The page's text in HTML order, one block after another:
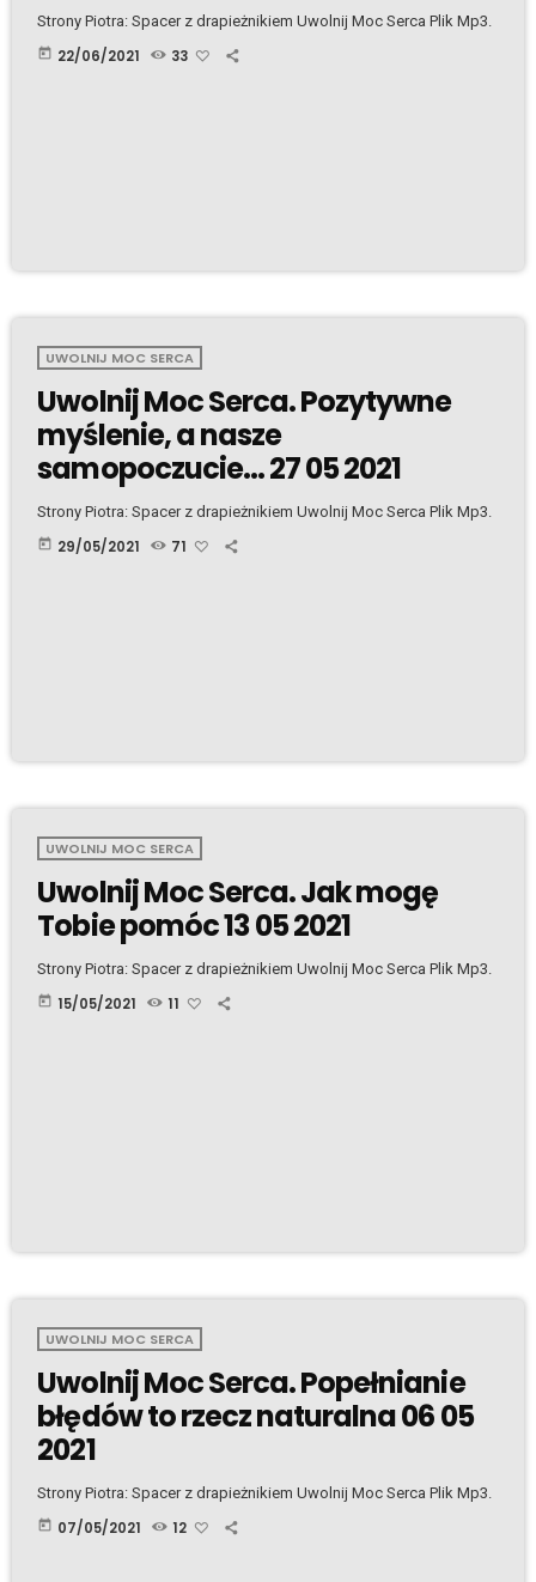
Strony Piotra: Spacer z drapieżnikiem Uwolnij Moc Serca Plik Mp3.
today 22/06/2021 33
UWOLNIJ MOC SERCA
Uwolnij Moc Serca. Pozytywne
myślenie, a nasze
samopoczucie… 27 05 2021
Strony Piotra: Spacer z drapieżnikiem Uwolnij Moc Serca Plik Mp3.
today 29/05/2021 71
UWOLNIJ MOC SERCA
Uwolnij Moc Serca. Jak mogę
Tobie pomóc 13 05 2021
Strony Piotra: Spacer z drapieżnikiem Uwolnij Moc Serca Plik Mp3.
today 15/05/2021 11
UWOLNIJ MOC SERCA
Uwolnij Moc Serca. Popełnianie
błędów to rzecz naturalna 06 05
2021
Strony Piotra: Spacer z drapieżnikiem Uwolnij Moc Serca Plik Mp3.
today 07/05/2021 12